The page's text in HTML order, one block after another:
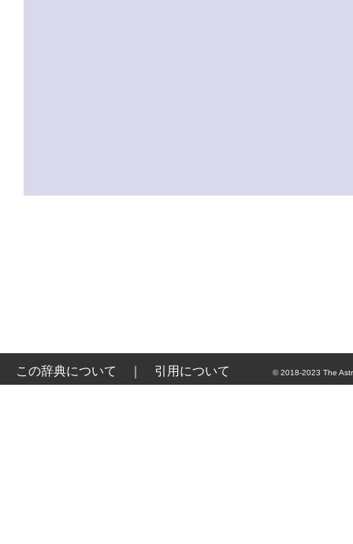
この辞典について 引用について © 2018-2023 The